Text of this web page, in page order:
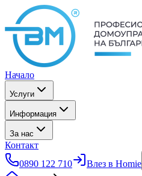
Начало
Услуги
Информация
За нас
Контакт
0890 122 710
Влез в Homie